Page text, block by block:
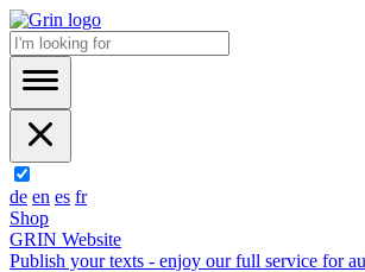
de en es fr
Shop
GRIN Website
Publish your texts - enjoy our full service for